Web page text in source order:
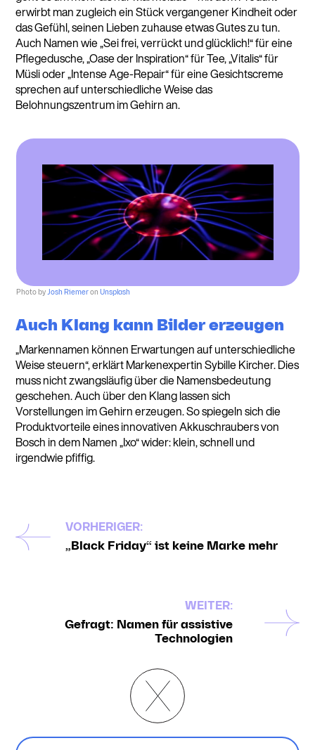
erwirbt man zugleich ein Stück vergangener Kindheit oder
das Gefühl, seinen Lieben zuhause etwas Gutes zu tun.
Auch Namen wie „Sei frei, verrückt und glücklich!“ für eine
Pflegedusche, „Oase der Inspiration“ für Tee, „Vitalis“ für
Müsli oder „Intense Age-Repair“ für eine Gesichtscreme
sprechen auf unterschiedliche Weise das
Belohnungszentrum im Gehirn an.
Photo byJosh Riemeron Unsplash
Auch Klang kann Bilder erzeugen
„Markennamen können Erwartungen auf unterschiedliche
Weise steuern“, erklärt Markenexpertin Sybille Kircher. Dies
muss nicht zwangsläufig über die Namensbedeutung
geschehen. Auch über den Klang lassen sich
Vorstellungen im Gehirn erzeugen. So spiegeln sich die
Produktvorteile eines innovativen Akkuschraubers von
Bosch in dem Namen „Ixo“ wider: klein, schnell und
irgendwie pfiffig.
VORHERIGER:
„Black Friday“ ist keine Marke mehr
WEITER:
Gefragt: Namen für assistive
Technologien